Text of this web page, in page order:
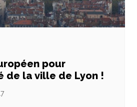
pour
de la ville de Lyon !